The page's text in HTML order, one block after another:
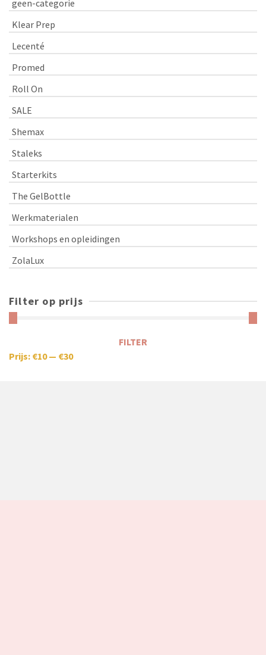
geen-categorie
Klear Prep
Lecenté
Promed
Roll On
SALE
Shemax
Staleks
Starterkits
The GelBottle
Werkmaterialen
Workshops en opleidingen
ZolaLux
Filter op prijs
FILTER
Prijs: €10— €30